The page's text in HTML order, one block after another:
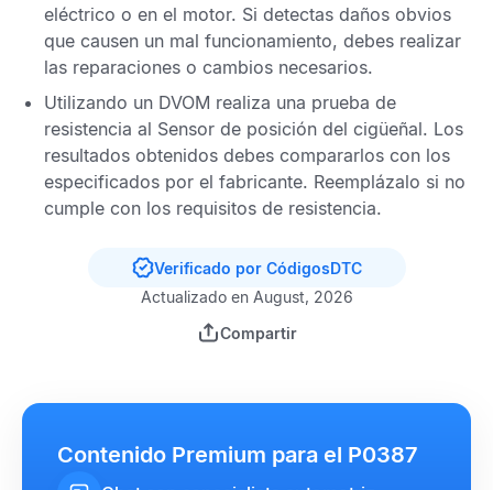
eléctrico o en el motor. Si detectas daños obvios
que causen un mal funcionamiento, debes realizar
las reparaciones o cambios necesarios.
Utilizando un DVOM realiza una prueba de
resistencia al Sensor de posición del cigüeñal. Los
resultados obtenidos debes compararlos con los
especificados por el fabricante. Reemplázalo si no
cumple con los requisitos de resistencia.
Verificado por CódigosDTC
Actualizado en August, 2026
Compartir
Contenido Premium para el P0387